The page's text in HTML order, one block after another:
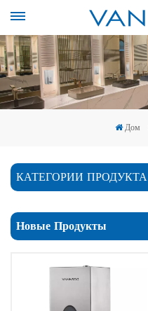
Дом
КАТЕГОРИИ ПРОДУКТА
Новые Продукты